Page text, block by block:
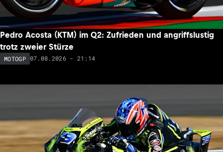
Pedro Acosta (KTM) im Q2: Zufrieden und angriffslustig
trotz zweier Stürze
MOTOGP 07.08.2026 - 21:14